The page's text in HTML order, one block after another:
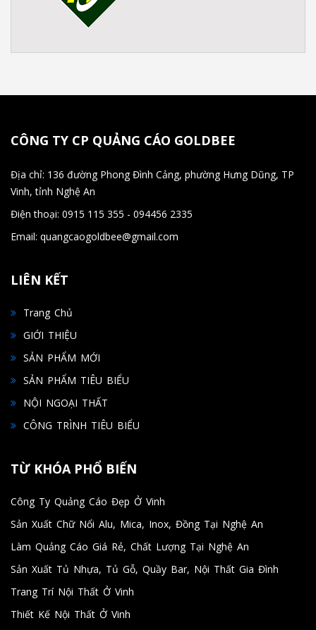
CÔNG TY CP QUẢNG CÁO GOLDBEE
Địa chỉ: 136 đường Phong Đình Cảng, phường Hưng Dũng, TP
Vinh, tỉnh Nghệ An
Điện thoại: 0915 115 355 - 094456 2335
Email: quangcaogoldbee@gmail.com
LIÊN KẾT
Trang Chủ
GIỚI THIỆU
SẢN PHẨM MỚI
SẢN PHẨM TIÊU BIỂU
NỘI NGOẠI THẤT
CÔNG TRÌNH TIÊU BIỂU
TỪ KHÓA PHỔ BIẾN
Công Ty Quảng Cáo Đẹp Ở Vinh
Sản Xuất Chữ Nổi Alu, Mica, Inox, Đồng Tại Nghệ An
Làm Quảng Cáo Giá Rẻ, Chất Lượng Tại Nghệ An
Sản Xuất Tủ Nhựa, Tủ Gỗ, Quầy Bar, Nội Thất Gia Đình
Trang Trí Nội Thất Ở Vinh
Thiết Kế Nội Thất Ở Vinh